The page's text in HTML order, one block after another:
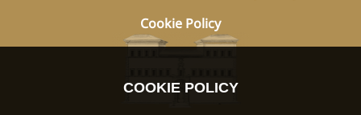
Cookie Policy
COOKIE POLICY